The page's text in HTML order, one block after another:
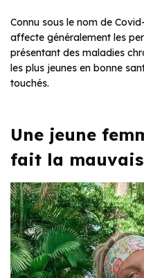
Connu sous le nom de
affecte généralement les
présentant des maladies
les plus jeunes en bonne
touchés.
Une jeune
fait la